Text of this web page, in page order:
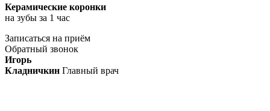
Керамические коронки
на зубы за 1 час
Записаться на приём
Обратный звонок
Игорь
Кладничкин Главный врач